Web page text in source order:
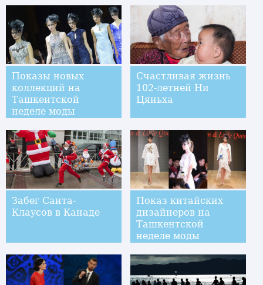
Показы новых
коллекций на
Ташкентской
неделе моды
Счастливая жизнь
102-летней Ни
Цяньха
Забег Санта-
Клаусов в Канаде
Показ китайских
дизайнеров на
Ташкентской
неделе моды